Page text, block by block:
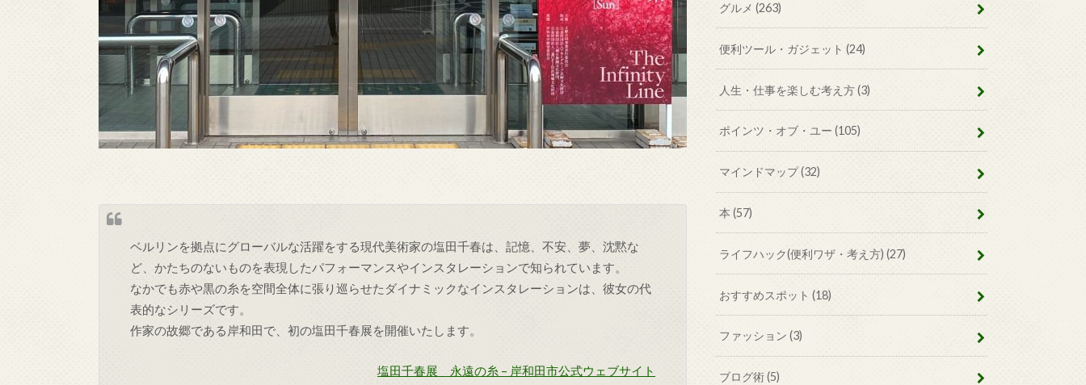
ベルリンを拠点にグローバルな活躍をする現代美術家の塩田千春は、記憶、不安、夢、沈黙な
ど、かたちのないものを表現したパフォーマンスやインスタレーションで知られています。
なかでも赤や黒の糸を空間全体に張り巡らせたダイナミックなインスタレーションは、彼女の代
表的なシリーズです。
作家の故郷である岸和田で、初の塩田千春展を開催いたします。
塩田千春展 永遠の糸 – 岸和田市公式ウェブサイト
グルメ(263)
便利ツール・ガジェット(24)
人生・仕事を楽しむ考え方(3)
ポインツ・オブ・ユー(105)
マインドマップ(32)
本(57)
ライフハック(便利ワザ・考え方)(27)
おすすめスポット(18)
ファッション(3)
ブログ術(5)